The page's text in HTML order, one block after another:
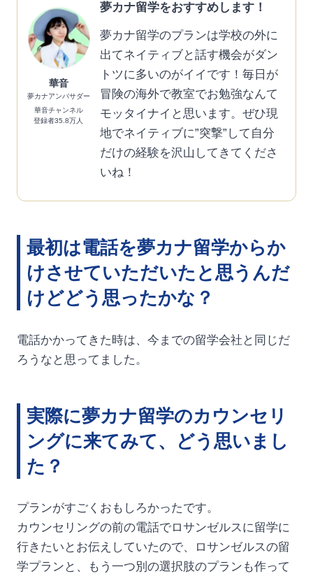
華音
夢カナアンバサダー
華音チャンネル
登録者35.8万人
夢カナ留学をおすすめします！
夢カナ留学のプランは学校の外に
出てネイティブと話す機会がダン
トツに多いのがイイです！毎日が
冒険の海外で教室でお勉強なんて
モッタイナイと思います。ぜひ現
地でネイティブに”突撃”して自分
だけの経験を沢山してきてくださ
いね！
最初は電話を夢カナ留学からか
けさせていただいたと思うんだ
けどどう思ったかな？
電話かかってきた時は、今までの留学会社と同じだ
ろうなと思ってました。
実際に夢カナ留学のカウンセリ
ングに来てみて、どう思いまし
た？
プランがすごくおもしろかったです。
カウンセリングの前の電話でロサンゼルスに留学に
行きたいとお伝えしていたので、ロサンゼルスの留
学プランと、もう一つ別の選択肢のプランも作って